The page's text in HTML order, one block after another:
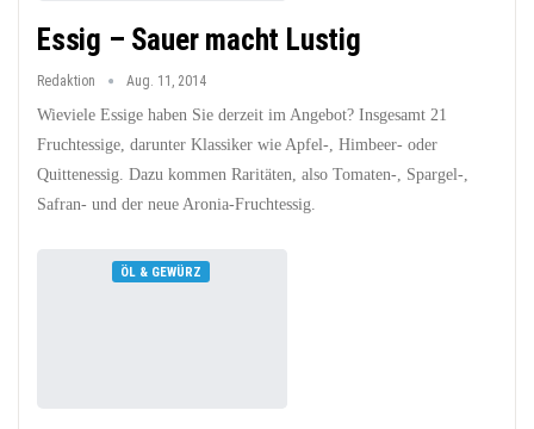
Essig – Sauer macht Lustig
Redaktion Aug. 11, 2014
Wieviele Essige haben Sie derzeit im Angebot? Insgesamt 21
Fruchtessige, darunter Klassiker wie Apfel-, Himbeer- oder
Quittenessig. Dazu kommen Raritäten, also Tomaten-, Spargel-,
Safran- und der neue Aronia-Fruchtessig.
ÖL & GEWÜRZ